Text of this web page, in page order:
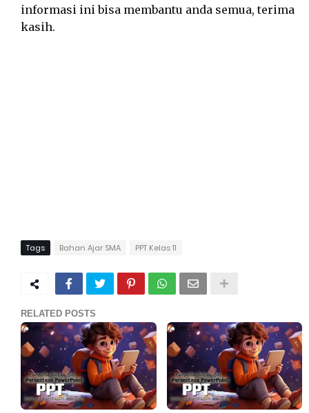
informasi ini bisa membantu anda semua, terima
kasih.
Tags Bahan Ajar SMA PPT Kelas 11
RELATED POSTS